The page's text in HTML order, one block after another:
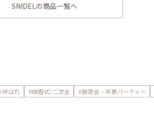
SNIDELの商品一覧へ
呼ばれ #結婚式/二次会 #謝恩会・卒業パーティー